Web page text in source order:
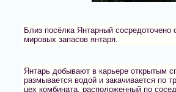
Близ посёлка Янтарный сосредоточено
мировых запасов янтаря.
Янтарь добывают в карьере открытым
размывается водой и закачивается по
цех комбината, расположенный по